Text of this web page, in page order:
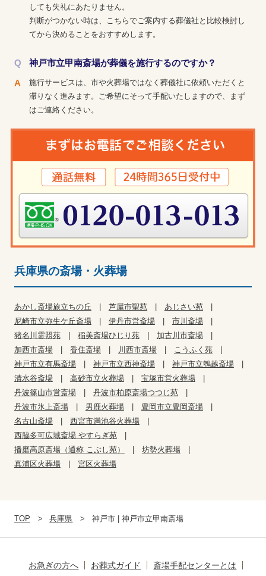
しても失礼にあたりません。
判断がつかない時は、こちらでご案内する葬儀社と比較検討し
てから決めることをおすすめします。
神戸市立甲南斎場が葬儀を施行するのですか？
施行サービスは、市や火葬場ではなく葬儀社に依頼いただくと
滞りなく進みます。ご希望にそって手配いたしますので、まず
はご連絡ください。
兵庫県の斎場・火葬場
あかし斎場旅立ちの丘 芦屋市聖苑
あじさい苑
尼崎市立弥生ケ丘斎場
伊丹市営斎場
市川斎場
猪名川霊照苑
稲美斎場ひじり苑
加古川市斎場
加西市斎場
香住斎場 川西市斎場
こうふく苑
神戸市立有馬斎場
神戸市立西神斎場
神戸市立鵯越斎場
清水谷斎場
高砂市立火葬場
宝塚市営火葬場
丹波篠山市営斎場
丹波市柏原斎場つつじ苑
丹波市氷上斎場
男鹿火葬場
豊岡市立豊岡斎場
名古山斎場
西宮市満池谷火葬場
西脇多可広域斎場 やすらぎ苑
播磨高原斎場（通称 こぶし苑）
坊勢火葬場
真浦区火葬場
宮区火葬場
TOP 兵庫県 神戸市 | 神戸市立甲南斎場
お急ぎの方へ お葬式ガイド 斎場手配センターとは